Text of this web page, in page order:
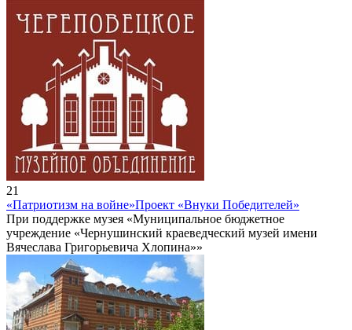
21
«Патриотизм на войне»Проект «Внуки Победителей»
При поддержке музея «Муниципальное бюджетное
учреждение «Чернушинский краеведческий музей имени
Вячеслава Григорьевича Хлопина»»